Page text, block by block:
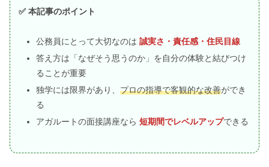
✅ 本記事のポイント
公務員にとって大切なのは 誠実さ・責任感・住民目線
答え方は「なぜそう思うのか」を自分の体験と結びつけ
ることが重要
独学には限界があり、 プロの指導で客観的な改善ができ
る
アガルートの面接講座なら 短期間でレベルアップできる